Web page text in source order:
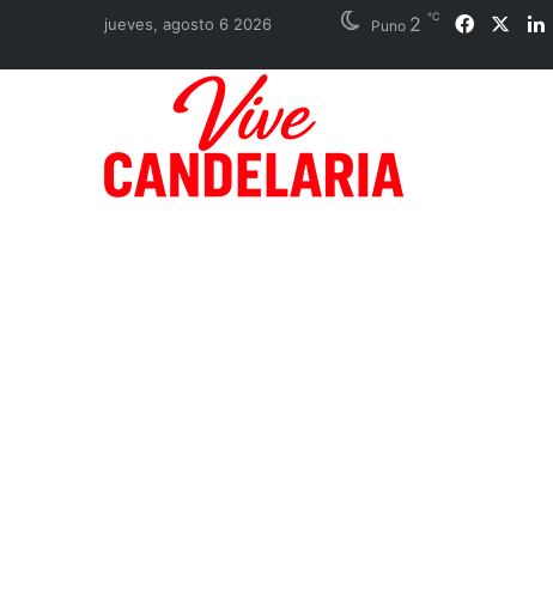
jueves, agosto 6 2026 Puno 2 ℃ Facebook